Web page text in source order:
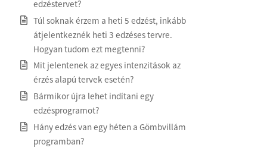
edzéstervet?
Túl soknak érzem a heti 5 edzést, inkább
átjelentkeznék heti 3 edzéses tervre.
Hogyan tudom ezt megtenni?
Mit jelentenek az egyes intenzitások az
érzés alapú tervek esetén?
Bármikor újra lehet indítani egy
edzésprogramot?
Hány edzés van egy héten a Gömbvillám
programban?